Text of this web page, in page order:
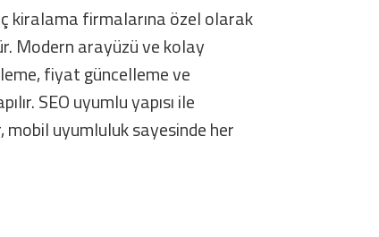
kiralama firmalarına özel olarak
Modern arayüzü ve kolay
fiyat güncelleme ve
SEO uyumlu yapısı ile
mobil uyumluluk sayesinde her